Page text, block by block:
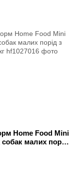
Home Food Mini
малих порід